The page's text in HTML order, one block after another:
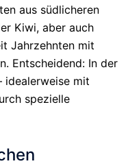
aus südlicheren
Kiwi, aber auch
Jahrzehnten mit
Entscheidend: In der
idealerweise mit
spezielle